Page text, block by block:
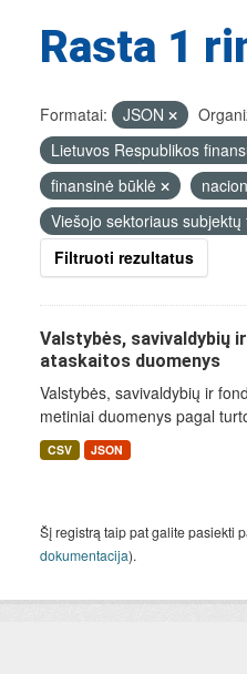
Rasta 1
Formatai: JSON
Lietuvos Respublikos
finansinė būklė
Viešojo sektoriaus
Filtruoti rezultatus
Valstybės, savivaldybių
ataskaitos duomenys
Valstybės, savivaldybių ir
metiniai duomenys pagal
CSV JSON
Šį registrą taip pat galite pasiekti
dokumentacija).